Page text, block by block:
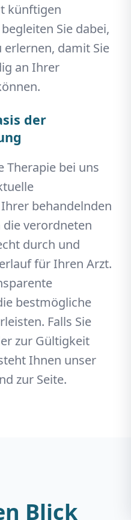
künftigen
Sie dabei,
erlernen, damit Sie
an Ihrer
der
Therapie bei uns
behandelnden
verordneten
durch und
für Ihren Arzt.
bestmögliche
Falls Sie
zur Gültigkeit
Ihnen unser
zur Seite.
Blick